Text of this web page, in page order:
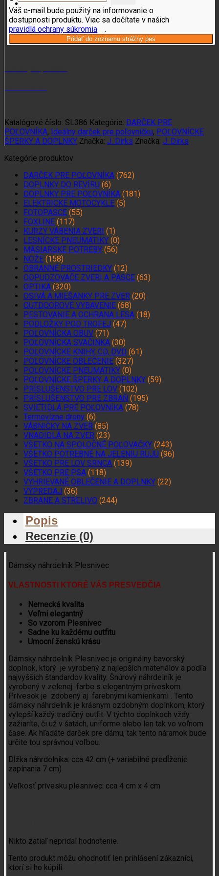
Váš e-mail bude použitý na informovanie o
dostupnosti produktu. Viac sa dočítate v našich
pravidlá ochrany súkromia
.
Katalógové číslo: SL386 Kategórie: DARČEK PRE
POĽOVNÍKA, Ideálny darček pre poľovníčku, POĽOVNÍCKE
ŠPERKY A DOPLNKY Značka: J. Dirks Značka: J. Dirks
Kategórie produktov
DARČEK PRE POĽOVNÍKA (762)
DOPLNKY DO REVÍRU (6)
DOPLNKY PRE POĽOVNÍKA (181)
ELEKTRICKÉ MOTOCYKLE (5)
FOTOPASCE (55)
FOXLINE (117)
KURZY VÁBENIA ZVERI (1)
LESNÍCKE PNEUMATIKY (0)
MÄSIARSKE POTREBY (56)
NOŽE (158)
OBRANNÉ PROSTRIEDKY (12)
ODPUDZOVAČE ZVERI A PASCE (63)
OPTIKA (320)
OSIVÁ A MIEŠANKY PRE ZVER (20)
OUTDOOROVÉ VYBAVENIE (68)
PESTOVANIE A OCHRANA LESA (18)
PODLOŽKY POD TROFEJ (47)
POĽOVNÍCKA OBUV (71)
POĽOVNÍCKA SVAČINKA (30)
POĽOVNÍCKE KNIHY, CD, DVD (61)
POĽOVNÍCKE OBLEČENIE (327)
POĽOVNÍCKE PNEUMATIKY (0)
POĽOVNÍCKE ŠPERKY A DOPLNKY (59)
PRÍSLUŠENSTVO PRE LOV (102)
PRÍSLUŠENSTVO PRE ZBRAŇ (195)
SVIETIDLÁ PRE POĽOVNÍKA (78)
Termovízne drony (6)
VÁBNIČKY NA ZVER (85)
VNADIDLÁ NA ZVER (23)
VŠETKO NA SPOLOČNÉ POĽOVAČKY (243)
VŠETKO POTREBNÉ NA JELENIU RUJU (96)
VŠETKO PRE LOV SRNCA (139)
VŠETKO PRE PSA (118)
VYHRIEVANÉ OBLEČENIE A DOPLNKY (22)
VÝPREDAJ (36)
ZBRANE A STRELIVO (244)
Popis
Recenzie (0)
Dámsky náhrdelník Plesnivec
VLASTNOSTI KTORÉ VÁS PRESVEDČIA
Nemecká kvalita
Veľmi elegantný
So vzorom Plesnivec
Sadne ku každému outfitu
Umocní ženskú krásu
Dámsky náhrdelník Plesnivec je originálny bavorský
doplnok, ktorý je vyrobený z najlepších materiálov a podľa
najvyšších štandardov kvality. Šnúrový náhrdelník je
vyrobený v zelenej farbe s elegantným príveskom.
Prívesok je zdobený aj farebnými kamienkami . Tento
dámsky náhrdelník je krásnym ozdobným doplnkom, ktorý
vylepší každý tradičný outfit. V týchto doplnkoch vždy
zažiaríte, či už v šatách, uniforme alebo len tak vo voľnom
čase. Ak hľadáte darček pre dámu, tak tento náramok bude
určite tou správnou voľbou.
Dĺžka náhrdelníka: cca 42 cm (+ variabilné predĺženie
zapínania 7 cm)
Veľkosť prívesku plesnivec: cca 4 cm x 4 cm
Nikto zatiaľ nepridal hodnotenie.
Tento produkt môžu ohodnotiť len prihlásení zákazníci,
ktorí si ho kúpili.